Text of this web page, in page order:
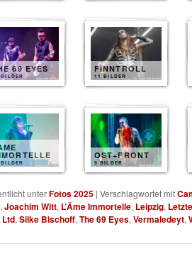
69 EYES FINNTROLL
11 BILDER
OST+FRONT
9 BILDER
unterFotos 2025 | Verschlagwortet mit
, Joachim Witt, L’Âme Immortelle, Leipzig,
Ltd, Silke Bischoff, The 69 Eyes, Vermaledeyt,